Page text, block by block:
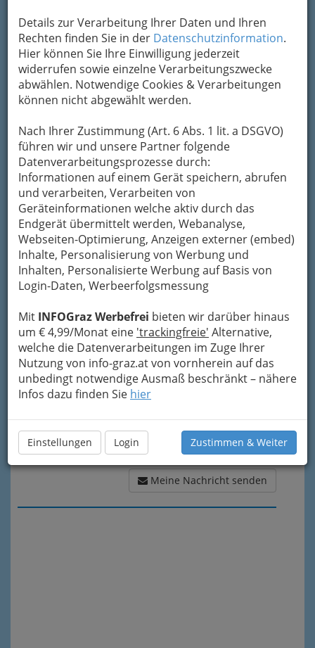
Details zur Verarbeitung Ihrer Daten und Ihren
Rechten finden Sie in der Datenschutzinformation.
Hier können Sie Ihre Einwilligung jederzeit
widerrufen sowie einzelne Verarbeitungszwecke
abwählen. Notwendige Cookies & Verarbeitungen
können nicht abgewählt werden.
Nach Ihrer Zustimmung (Art. 6 Abs. 1 lit. a DSGVO)
führen wir und unsere Partner folgende
Datenverarbeitungsprozesse durch:
Informationen auf einem Gerät speichern, abrufen
und verarbeiten, Verarbeiten von
Geräteinformationen welche aktiv durch das
Endgerät übermittelt werden, Webanalyse,
Webseiten-Optimierung, Anzeigen externer (embed)
Inhalte, Personalisierung von Werbung und
Inhalten, Personalisierte Werbung auf Basis von
Login-Daten, Werbeerfolgsmessung
Mit INFOGraz Werbefrei bieten wir darüber hinaus
um € 4,99/Monat eine 'trackingfreie' Alternative,
welche die Datenverarbeitungen im Zuge Ihrer
Nutzung von info-graz.at von vornherein auf das
unbedingt notwendige Ausmaß beschränkt – nähere
Infos dazu finden Sie hier
Einstellungen Login Zustimmen & Weiter
Kontaktaufnahme
Um die Info-Graz Firmenvor Spam-Mails zu
bewahren, verwenden wir an dieser Stelle zur
Übermittlung Ihrer Nachricht ein sicheres
Formular. Ihre Nachricht wird nach dem
Absenden umgehend per Mail an das
weitergeleitet.
Mein Name
Meine Email Adresse
Mein Betreff
Meine Nachricht
Meine Nachricht senden